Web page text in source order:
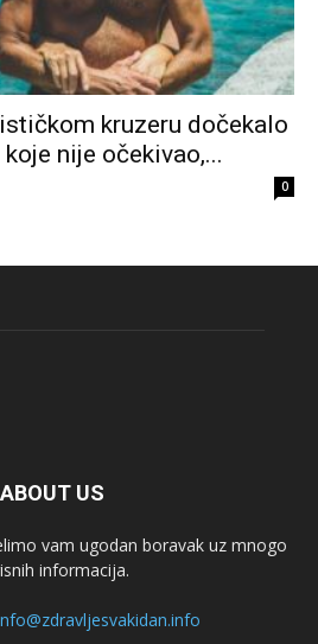
kruzeru dočekalo
nije očekivao,...
0
ABOUT US
vam ugodan boravak uz mnogo
informacija.